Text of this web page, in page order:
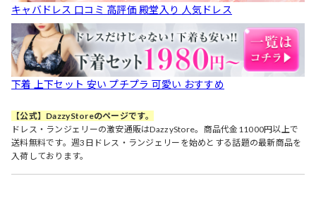
キャバドレス 口コミ 高評価 殿堂入り 人気ドレス
下着 上下セット 安い プチプラ 可愛い おすすめ
【公式】DazzyStoreのページです。
ドレス・ランジェリーの激安通販はDazzyStore。商品代金11000円以上で
送料無料です。週3日ドレス・ランジェリーを始めとする話題の最新商品を
入荷しております。